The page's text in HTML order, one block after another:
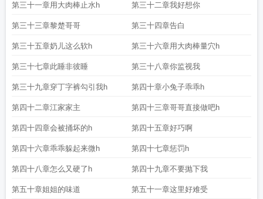
第三十一章用大肉棒止水h 第三十二章我好想你
第三十三章黎楚哥哥 第三十四章告白
第三十五章奶儿这么软h 第三十六章用大肉棒量穴h
第三十七章此睡非彼睡 第三十八章你监视我
第三十九章穿丁字裤勾引我h 第四十章小兔子乖乖h
第四十二章江家家主 第四十三章哥哥直接做吧h
第四十四章会被捅坏的h 第四十五章好巧啊
第四十六章乖乖躲起来微h 第四十七章惩罚h
第四十八章怎么又硬了h 第四十九章不要抛下我
第五十章姐姐的味道 第五十一章这里好难受